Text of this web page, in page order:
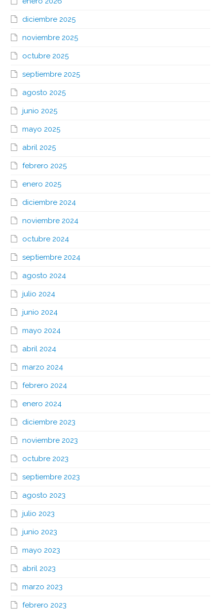
diciembre 2025
noviembre 2025
octubre 2025
septiembre 2025
agosto 2025
junio 2025
mayo 2025
abril 2025
febrero 2025
enero 2025
diciembre 2024
noviembre 2024
octubre 2024
septiembre 2024
agosto 2024
julio 2024
junio 2024
mayo 2024
abril 2024
marzo 2024
febrero 2024
enero 2024
diciembre 2023
noviembre 2023
octubre 2023
septiembre 2023
agosto 2023
julio 2023
junio 2023
mayo 2023
abril 2023
marzo 2023
febrero 2023